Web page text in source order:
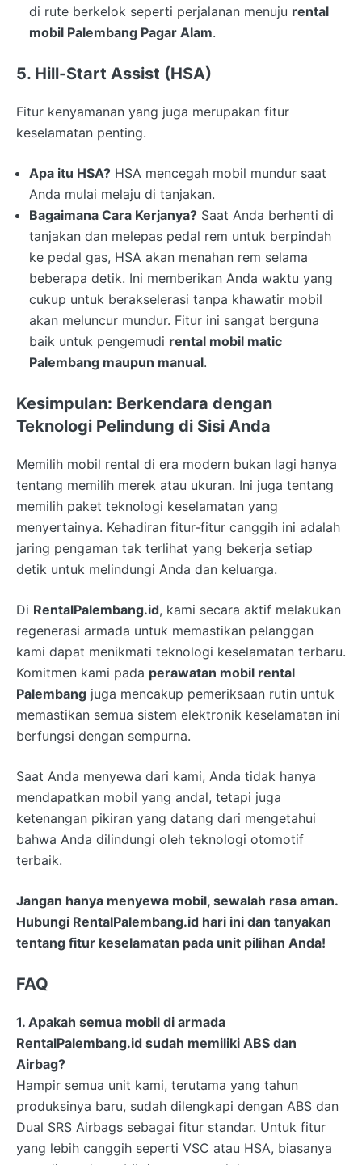
di rute berkelok seperti perjalanan menuju rental
mobil Palembang Pagar Alam.
5. Hill-Start Assist (HSA)
Fitur kenyamanan yang juga merupakan fitur
keselamatan penting.
Apa itu HSA? HSA mencegah mobil mundur saat
Anda mulai melaju di tanjakan.
Bagaimana Cara Kerjanya? Saat Anda berhenti di
tanjakan dan melepas pedal rem untuk berpindah
ke pedal gas, HSA akan menahan rem selama
beberapa detik. Ini memberikan Anda waktu yang
cukup untuk berakselerasi tanpa khawatir mobil
akan meluncur mundur. Fitur ini sangat berguna
baik untuk pengemudi rental mobil matic
Palembang maupun manual.
Kesimpulan: Berkendara dengan
Teknologi Pelindung di Sisi Anda
Memilih mobil rental di era modern bukan lagi hanya
tentang memilih merek atau ukuran. Ini juga tentang
memilih paket teknologi keselamatan yang
menyertainya. Kehadiran fitur-fitur canggih ini adalah
jaring pengaman tak terlihat yang bekerja setiap
detik untuk melindungi Anda dan keluarga.
Di RentalPalembang.id, kami secara aktif melakukan
regenerasi armada untuk memastikan pelanggan
kami dapat menikmati teknologi keselamatan terbaru.
Komitmen kami pada perawatan mobil rental
Palembang juga mencakup pemeriksaan rutin untuk
memastikan semua sistem elektronik keselamatan ini
berfungsi dengan sempurna.
Saat Anda menyewa dari kami, Anda tidak hanya
mendapatkan mobil yang andal, tetapi juga
ketenangan pikiran yang datang dari mengetahui
bahwa Anda dilindungi oleh teknologi otomotif
terbaik.
Jangan hanya menyewa mobil, sewalah rasa aman.
Hubungi RentalPalembang.id hari ini dan tanyakan
tentang fitur keselamatan pada unit pilihan Anda!
FAQ
1. Apakah semua mobil di armada
RentalPalembang.id sudah memiliki ABS dan
Airbag?
Hampir semua unit kami, terutama yang tahun
produksinya baru, sudah dilengkapi dengan ABS dan
Dual SRS Airbags sebagai fitur standar. Untuk fitur
yang lebih canggih seperti VSC atau HSA, biasanya